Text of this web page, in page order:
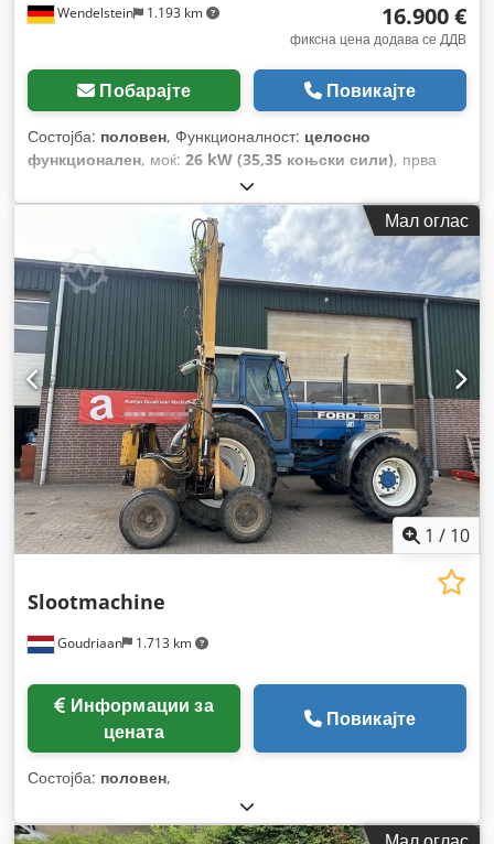
Wendelstein 1.193 km 16.900 €
фиксна цена додава се ДДВ
Побарајте Повикајте
Состојба: половен, Функционалност: целосно
функционален, моќ: 26 kW (35,35 коњски сили), прва
, тип на гориво:
конфигурација на оските:4x4, работна тежина:1.500 кг,
, кабина на возачот:дневна кабина, тип на
, Година на изградба:2015 , работни
часови:2.398 h, Опрема:дополнителни фарови, клима
уред, погон на сите тркала, хидраулични системи,
Мал оглас
1 / 10
Goudriaan 1.713 km
Slootmachine
цената
Повикајте
Состојба: половен,